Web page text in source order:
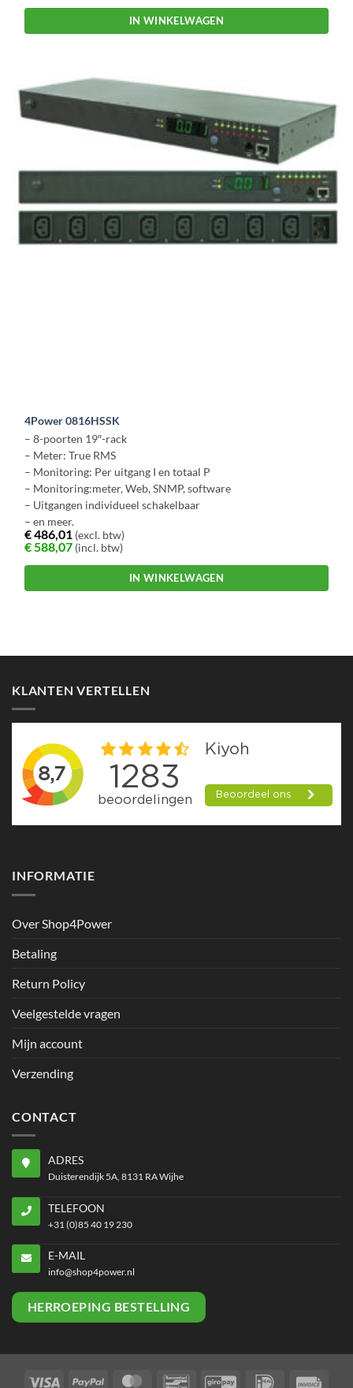
IN WINKELWAGEN
4Power 0816HSSK
– 8-poorten 19″-rack
– Meter: True RMS
– Monitoring: Per uitgang I en totaal P
– Monitoring:meter, Web, SNMP, software
– Uitgangen individueel schakelbaar
– en meer.
€486,01 (excl. btw)
€588,07 (incl. btw)
IN WINKELWAGEN
KLANTEN VERTELLEN
INFORMATIE
Over Shop4Power
Betaling
Return Policy
Veelgestelde vragen
Mijn account
Verzending
CONTACT
ADRES
Duisterendijk 5A, 8131 RA Wijhe
TELEFOON
+31 (0)85 40 19 230
E-MAIL
info@shop4power.nl
HERROEPING BESTELLING
Visa PayPal MasterCardBancontactGiroPay IDeal